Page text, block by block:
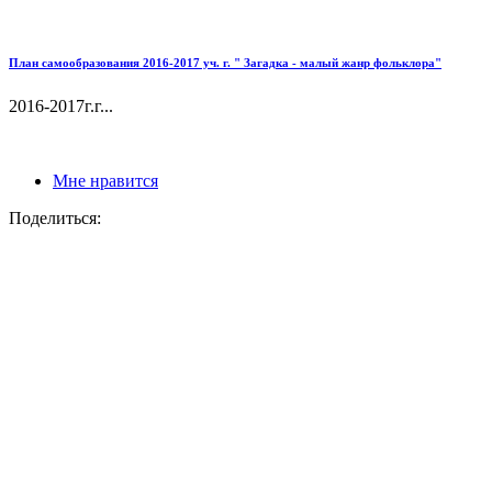
План самообразования 2016-2017 уч. г. " Загадка - малый жанр фольклора"
2016-2017г.г...
Мне нравится
Поделиться: